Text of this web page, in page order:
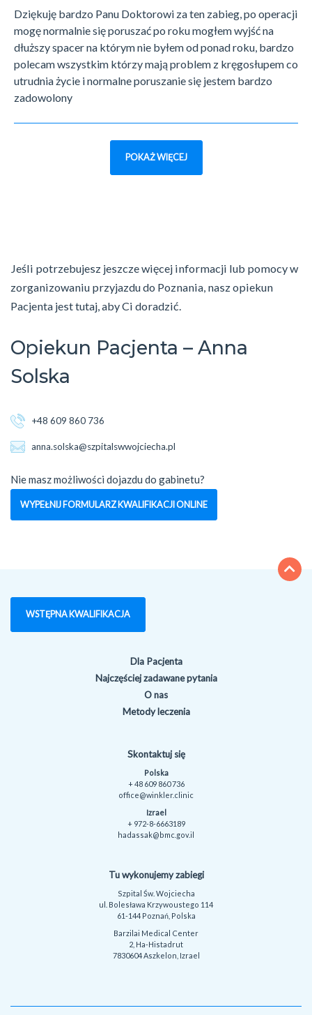
Dziękuję bardzo Panu Doktorowi za ten zabieg, po operacji
mogę normalnie się poruszać po roku mogłem wyjść na
dłuższy spacer na którym nie byłem od ponad roku, bardzo
polecam wszystkim którzy mają problem z kręgosłupem co
utrudnia życie i normalne poruszanie się jestem bardzo
zadowolony
POKAŻ WIĘCEJ
Jeśli potrzebujesz jeszcze więcej informacji lub pomocy w
zorganizowaniu przyjazdu do Poznania, nasz opiekun
Pacjenta jest tutaj, aby Ci doradzić.
Opiekun Pacjenta – Anna
Solska
+48 609 860 736
anna.solska@szpitalswwojciecha.pl
Nie masz możliwości dojazdu do gabinetu?
WYPEŁNIJ FORMULARZ KWALIFIKACJI ONLINE
WSTĘPNA KWALIFIKACJA
Dla Pacjenta
Najczęściej zadawane pytania
O nas
Metody leczenia
Skontaktuj się
Polska
+ 48 609 860 736
office@winkler.clinic
Izrael
+ 972-8-6663189
hadassak@bmc.gov.il
Tu wykonujemy zabiegi
Szpital Św. Wojciecha
ul. Bolesława Krzywoustego 114
61-144 Poznań, Polska
Barzilai Medical Center
2, Ha-Histadrut
7830604 Aszkelon, Izrael